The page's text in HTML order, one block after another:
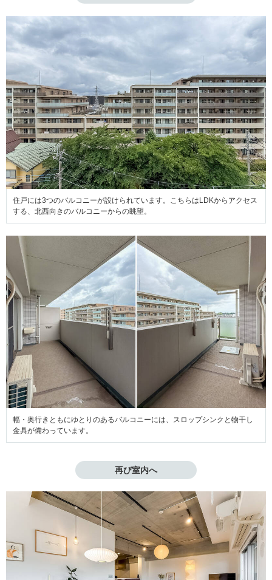
住戸には3つのバルコニーが設けられています。こちらはLDKからアクセス
する、北西向きのバルコニーからの眺望。
幅・奥行きともにゆとりのあるバルコニーには、スロップシンクと物干し
金具が備わっています。
再び室内へ